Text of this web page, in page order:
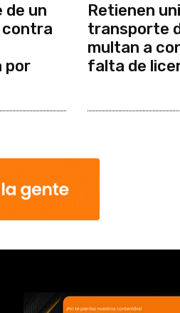
de un
contra
por
Retienen
transporte
multan a
falta de